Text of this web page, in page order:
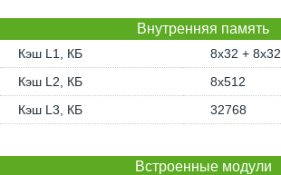
Внутренняя память
Кэш L1, КБ
8x32 + 8x32
Кэш L2, КБ
8x512
Кэш L3, КБ
32768
Встроенные модули